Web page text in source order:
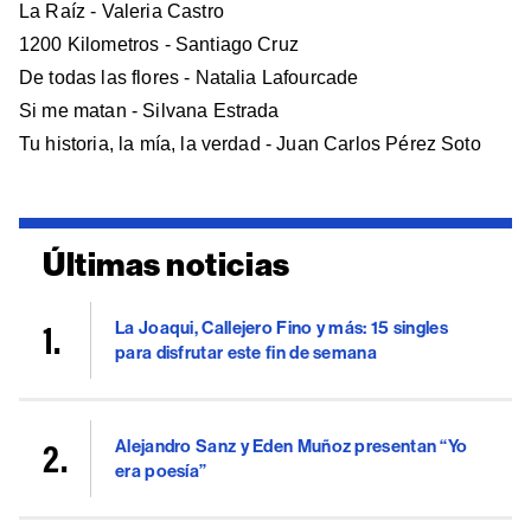
La Raíz - Valeria Castro
1200 Kilometros - Santiago Cruz
De todas las flores - Natalia Lafourcade
Si me matan - Silvana Estrada
Tu historia, la mía, la verdad - Juan Carlos Pérez Soto
Últimas noticias
La Joaqui, Callejero Fino y más: 15 singles
para disfrutar este fin de semana
Alejandro Sanz y Eden Muñoz presentan “Yo
era poesía”